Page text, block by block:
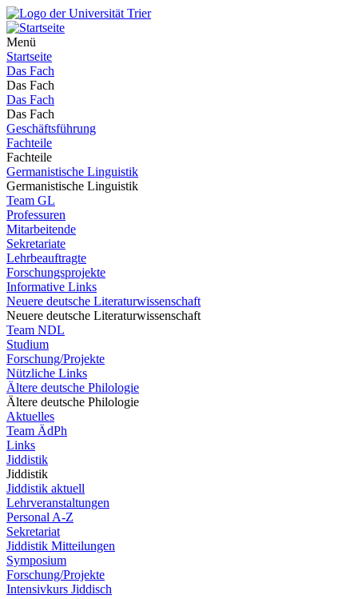
Menü
Startseite
Das Fach
Das Fach
Das Fach
Das Fach
Geschäftsführung
Fachteile
Fachteile
Germanistische Linguistik
Germanistische Linguistik
Team GL
Professuren
Mitarbeitende
Sekretariate
Lehrbeauftragte
Forschungsprojekte
Informative Links
Neuere deutsche Literaturwissenschaft
Neuere deutsche Literaturwissenschaft
Team NDL
Studium
Forschung/Projekte
Nützliche Links
Ältere deutsche Philologie
Ältere deutsche Philologie
Aktuelles
Team ÄdPh
Links
Jiddistik
Jiddistik
Jiddistik aktuell
Lehrveranstaltungen
Personal A-Z
Sekretariat
Jiddistik Mitteilungen
Symposium
Forschung/Projekte
Intensivkurs Jiddisch